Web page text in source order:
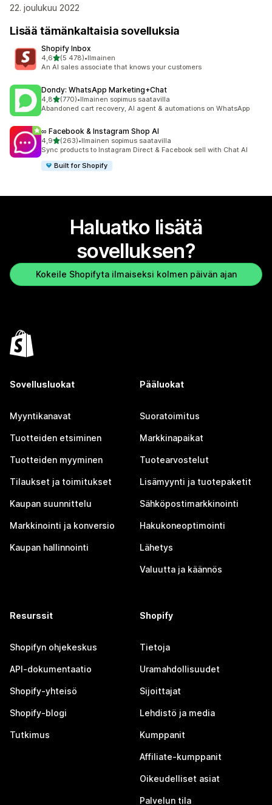
22. joulukuu 2022
Lisää tämänkaltaisia sovelluksia
Shopify Inbox
4,6/ 5 tähteä
(5 478)
5478 arvostelua yhteensä
•Ilmainen
An AI sales associate that knows your customers
Dondy: WhatsApp Marketing+Chat
4,8/ 5 tähteä
(770)
770 arvostelua yhteensä
•Ilmainen sopimus saatavilla
Abandoned cart recovery, AI agent & automations on WhatsApp
∞ Facebook & Instagram Shop AI
4,9/ 5 tähteä
(263)
263 arvostelua yhteensä
•Ilmainen sopimus saatavilla
Sync products to Instagram Direct & Facebook sell with Chat AI
Built for Shopify
Haluatko lisätä
sovelluksen?
Kokeile Shopifyta ilmaiseksi kolmen päivän ajan
Sovellusluokat
Myyntikanavat
Tuotteiden etsiminen
Tuotteiden myyminen
Tilaukset ja toimitukset
Kaupan suunnittelu
Markkinointi ja konversio
Kaupan hallinnointi
Pääluokat
Suoratoimitus
Markkinapaikat
Tuotearvostelut
Lisämyynti ja tuotepaketit
Sähköpostimarkkinointi
Hakukoneoptimointi
Lähetys
Valuutta ja käännös
Resurssit
Shopifyn ohjekeskus
API-dokumentaatio
Shopify-yhteisö
Shopify-blogi
Tutkimus
Shopify
Tietoja
Uramahdollisuudet
Sijoittajat
Lehdistö ja media
Kumppanit
Affiliate-kumppanit
Oikeudelliset asiat
Palvelun tila